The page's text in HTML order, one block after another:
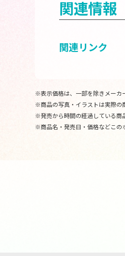
関連情報
関連リンク
※表示価格は、一部を除きメーカ
※商品の写真・イラストは実際の
※発売から時間の経過している商
※商品名・発売日・価格などこの